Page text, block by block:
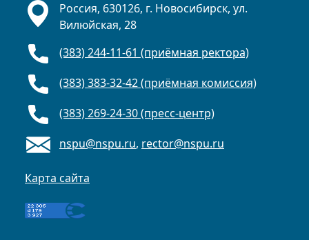
Россия, 630126, г. Новосибирск, ул.
Вилюйская, 28
(383) 244-11-61 (приёмная ректора)
(383) 383-32-42 (приёмная комиссия)
(383) 269-24-30 (пресс-центр)
nspu@nspu.ru, rector@nspu.ru
Карта сайта